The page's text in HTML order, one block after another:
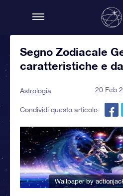
Segno Zodiacale
caratteristiche e
Astrologia 20 Feb
Condividi questo articolo:
Wallpaper by